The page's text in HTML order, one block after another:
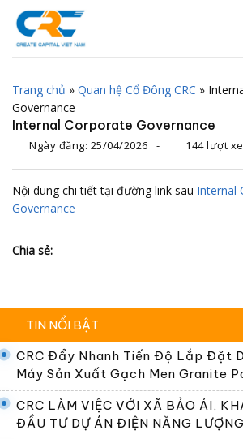
Chuyển
đến
dung
Trang chủ » Quan hệ Cổ Đông CRC »
Governance
Internal Corporate Governance
Ngày đăng: 25/04/2026 - 144 lượt
Nội dung chi tiết tại đường link sau Internal
Governance
Chia sẻ:
TIN NỔI BẬT
CRC Đẩy Nhanh Tiến Độ Lắp Đặt
Máy Sản Xuất Gạch Men Granite
Premier
CRC LÀM VIỆC VỚI XÃ BẢO ÁI,
ĐẦU TƯ DỰ ÁN ĐIỆN NĂNG